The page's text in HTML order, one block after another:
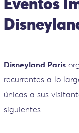
Disneyland Paris
recurrentes a lo
únicas a sus
siguientes.